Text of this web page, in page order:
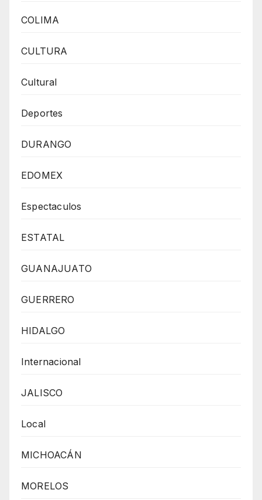
COLIMA
CULTURA
Cultural
Deportes
DURANGO
EDOMEX
Espectaculos
ESTATAL
GUANAJUATO
GUERRERO
HIDALGO
Internacional
JALISCO
Local
MICHOACÁN
MORELOS